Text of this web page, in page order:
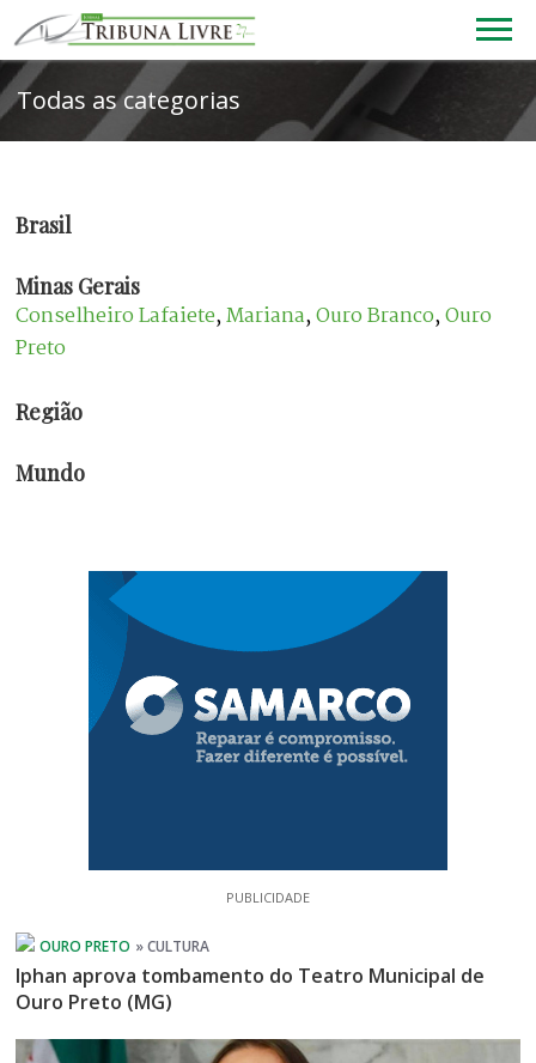
Todas as categorias
Brasil
Minas Gerais
Conselheiro Lafaiete,Mariana,Ouro Branco,Ouro
Preto
Região
Mundo
PUBLICIDADE
Iphan aprova tombamento do Teatro Municipal de
Ouro Preto (MG)